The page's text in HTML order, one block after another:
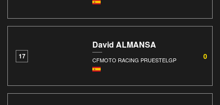
17
David ALMANSA
CFMOTO RACING PRUESTELGP 0